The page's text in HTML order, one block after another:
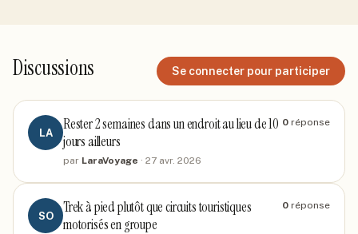
Discussions Se connecter pour participer
LA
Rester 2 semaines dans un endroit au lieu de 10
jours ailleurs
par LaraVoyage · 27 avr. 2026
0 réponse
SO
Trek à pied plutôt que circuits touristiques
motorisés en groupe
0 réponse